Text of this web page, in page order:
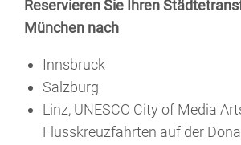
Reservieren Sie Ihren
München nach
Innsbruck
Salzburg
Linz, UNESCO City of Media
Flusskreuzfahrten auf der